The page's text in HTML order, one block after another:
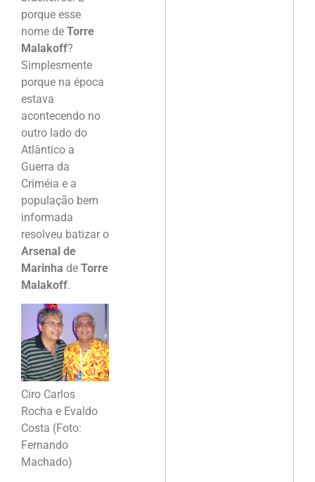
porque esse
nome de Torre
Malakoff?
Simplesmente
porque na época
estava
acontecendo no
outro lado do
Atlântico a
Guerra da
Criméia e a
população bem
informada
resolveu batizar o
Arsenal de
Marinha de Torre
Malakoff.
Ciro Carlos
Rocha e Evaldo
Costa (Foto:
Fernando
Machado)